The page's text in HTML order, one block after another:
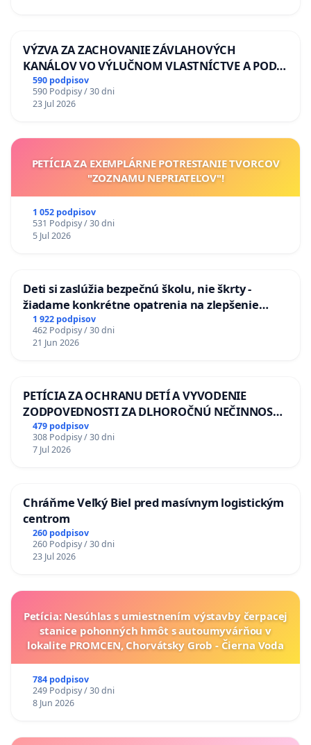
VÝZVA ZA ZACHOVANIE ZÁVLAHOVÝCH
KANÁLOV VO VÝLUČNOM VLASTNÍCTVE A POD
KONTROLOU SLOVENSKEJ REPUBLIKY & žiadosť
na riešenie zanedbaného stavu závlahových a
odvodňovacích kanálov na Slovensku
590 podpisov
590 Podpisy / 30 dni
23 Jul 2026
PETÍCIA ZA EXEMPLÁRNE POTRESTANIE TVORCOV
"ZOZNAMU NEPRIATEĽOV"!
1 052 podpisov
531 Podpisy / 30 dni
5 Jul 2026
Deti si zaslúžia bezpečnú školu, nie škrty -
žiadame konkrétne opatrenia na zlepšenie
situácie v školstve
1 922 podpisov
462 Podpisy / 30 dni
21 Jun 2026
PETÍCIA ZA OCHRANU DETÍ A VYVODENIE
ZODPOVEDNOSTI ZA DLHOROČNÚ NEČINNOSŤ
A ZLYHANIE ŠTÁTU
479 podpisov
308 Podpisy / 30 dni
7 Jul 2026
Chráňme Veľký Biel pred masívnym logistickým
centrom
260 podpisov
260 Podpisy / 30 dni
23 Jul 2026
Petícia: Nesúhlas s umiestnením výstavby čerpacej
stanice pohonných hmôt s autoumyvárňou v
lokalite PROMCEN, Chorvátsky Grob - Čierna Voda
784 podpisov
249 Podpisy / 30 dni
8 Jun 2026